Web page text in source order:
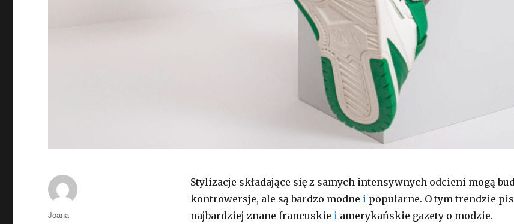
Stylizacje składające się z samych intensywnych odcieni mogą
kontrowersje, ale są bardzo modne i popularne. O tym trendzie
najbardziej znane francuskie i amerykańskie gazety o modzie.
Autor
Joana